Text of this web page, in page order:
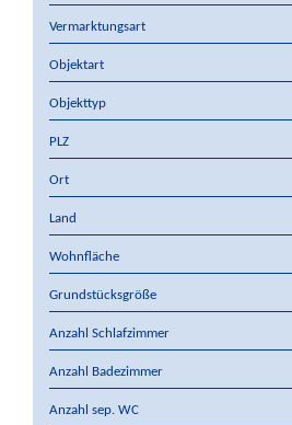
Vermarktungsart
Objektart
Objekttyp
PLZ
Ort
Land
Wohnfläche
Grundstücksgröße
Anzahl Schlafzimmer
Anzahl Badezimmer
Anzahl sep. WC